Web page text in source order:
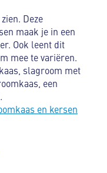
Deze
maak je in een
Ook leent dit
mee te variëren.
slagroom met
een
en kersen